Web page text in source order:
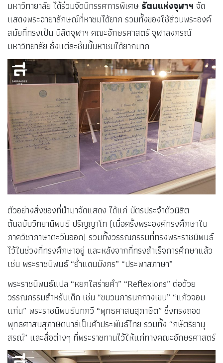
มหาวิทายาลัย ได้ร่วมจัดนิทรรศการพิเศษ รัตนแห่งจุฬาฯ จัด
แสดงพระฉายาลักษณ์ที่หาชมได้ยาก รวมทั้งของใช้ส่วนพระองค์
สมัยที่ทรงเป็น นิสิตจุฬาฯ คณะอักษรศาสตร์ จุฬาลงกรณ์
มหาวิทยาลัย ซึ่งแต่ละชิ้นนั้นหาชมได้ยากมาก
ตัวอย่างสิ่งของที่นำมาจัดแสดง ได้แก่ บัตรประจำตัวนิสิต
ต้นฉบับวิทยานิพนธ์ ปริญญาโท (เมื่อครั้งพระองค์ทรงศึกษาใน
ภาควิชาภาษาตะวันออก) รวมทั้งวรรณกรรมที่ทรงพระราชนิพนธ์
ไว้ในช่วงที่ทรงศึกษาอยู่ และหลังจากที่ทรงสำเร็จการศึกษาแล้ว
เช่น พระราชนิพนธ์ “ย่ำแดนมังกร” “ประพาสภาษา”
พระราชนิพนธ์แปล “หยกใสร่ายคำ” “Reflexions” ต่อด้วย
วรรณกรรมสำหรับเด็ก เช่น “ขบวนการนกกางเขน” “แก้วจอม
แก่น” พระราชนิพนธ์บทกวี “พุทธศาสนสุภาษิต” ซึ่งทรงถอด
พุทธศาสนสุภาษิตบาลีเป็นคำประพันธ์ไทย รวมทั้ง “กษัตริยานุ
สรณ์” และสื่อต่างๆ ที่พระราชทานไว้ให้แก่ทางคณะอักษรศาสตร์